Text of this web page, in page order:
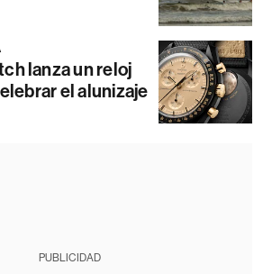
lanza un reloj
el alunizaje
PUBLICIDAD